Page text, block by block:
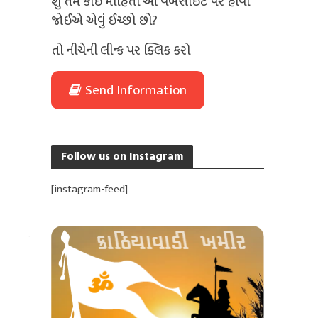
જોઈએ એવું ઈચ્છો છો?
તો નીચેની લીન્ક પર ક્લિક કરો
Send Information
Follow us on Instagram
[instagram-feed]